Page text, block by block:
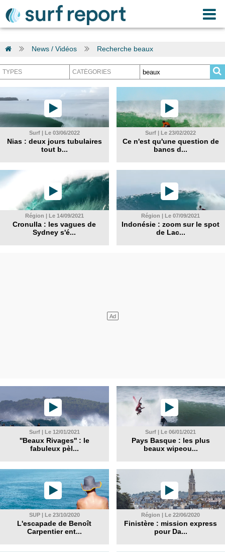
News / Vidéos Recherche beaux
Surf | Le 03/06/2022
Nias : deux jours tubulaires
tout b...
Surf | Le 23/02/2022
Ce n'est qu'une question de
bancs d...
Région | Le 14/09/2021
Cronulla : les vagues de
Sydney s'é...
Région | Le 07/09/2021
Indonésie : zoom sur le spot
de Lac...
Surf | Le 12/01/2021
''Beaux Rivages'' : le
fabuleux pèl...
Surf | Le 06/01/2021
Pays Basque : les plus
beaux wipeou...
SUP | Le 23/10/2020
L'escapade de Benoît
Carpentier ent...
Région | Le 22/06/2020
Finistère : mission express
pour Da...